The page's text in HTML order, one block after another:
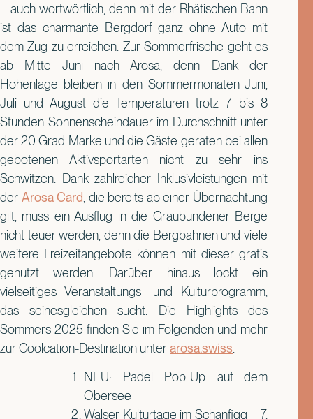
– auch wortwörtlich, denn mit der Rhätischen Bahn
ist das charmante Bergdorf ganz ohne Auto mit
dem Zug zu erreichen. Zur Sommerfrische geht es
ab Mitte Juni nach Arosa, denn Dank der
Höhenlage bleiben in den Sommermonaten Juni,
Juli und August die Temperaturen trotz 7 bis 8
Stunden Sonnenscheindauer im Durchschnitt unter
der 20 Grad Marke und die Gäste geraten bei allen
gebotenen Aktivsportarten nicht zu sehr ins
Schwitzen. Dank zahlreicher Inklusivleistungen mit
der Arosa Card , die bereits ab einer Übernachtung
gilt, muss ein Ausflug in die Graubündener Berge
nicht teuer werden, denn die Bergbahnen und viele
weitere Freizeitangebote können mit dieser gratis
genutzt werden. Darüber hinaus lockt ein
vielseitiges Veranstaltungs- und Kulturprogramm,
das seinesgleichen sucht. Die Highlights des
Sommers 2025 finden Sie im Folgenden und mehr
zur Coolcation-Destination unterarosa.swiss
NEU: Padel Pop-Up auf dem
Obersee
Walser Kulturtage im Schanfigg – 7.